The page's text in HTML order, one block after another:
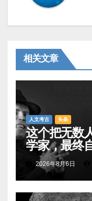
相关文章
人文考古 头条
这个把无数
学家，最终
出2026年8月6日